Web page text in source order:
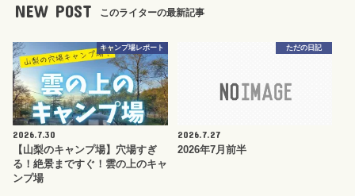
NEW POST このライターの最新記事
キャンプ場レポート
2026.7.30
【山梨のキャンプ場】穴場すぎ
る！絶景まですぐ！雲の上のキャ
ンプ場
ただの日記
2026.7.27
2026年7月前半